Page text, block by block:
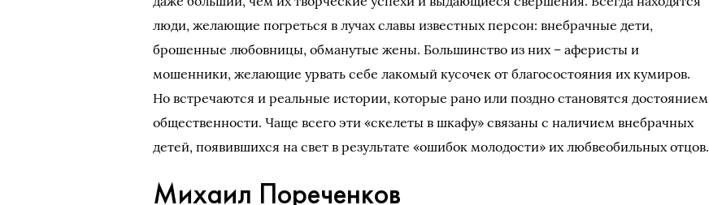
люди, желающие погреться в лучах славы известных персон: внебрачные дети,
брошенные любовницы, обманутые жены. Большинство из них – аферисты и
мошенники, желающие урвать себе лакомый кусочек от благосостояния их кумиров.
Но встречаются и реальные истории, которые рано или поздно становятся достоянием
общественности. Чаще всего эти «скелеты в шкафу» связаны с наличием внебрачных
детей, появившихся на свет в результате «ошибок молодости» их любвеобильных отцов.
Михаил Пореченков